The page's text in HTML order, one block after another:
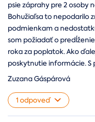
psie záprahy pre 2 osoby
Bohužiaľsa to nepodarilo
podmienkam a
som požiadať o
roka za poplatok. Ako
poskytnutie informácie. S
Zuzana Gáspárová
1 odpoveď